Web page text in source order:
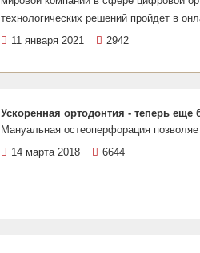
технологических решений пройдет в
11 января 2021
2942
Ускоренная ортодонтия - теперь еще
Мануальная остеоперфорация
14 марта 2018
6644